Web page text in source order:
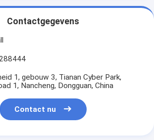
Contactgegevens
1, gebouw 3, Tianan Cyber Park,
1, Nancheng, Dongguan, China
Contact nu